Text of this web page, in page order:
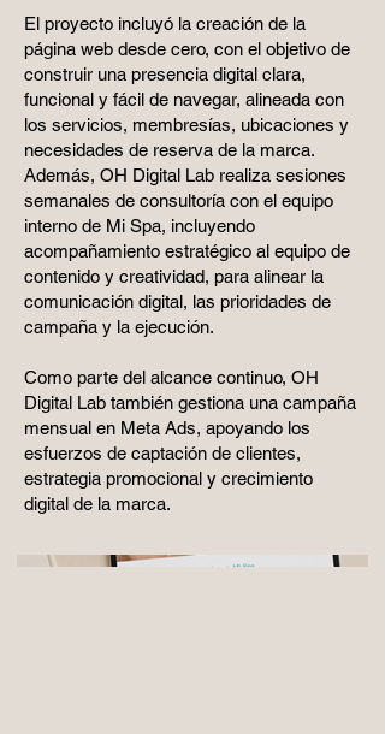
El proyecto incluyó la creación de la
página web desde cero, con el objetivo de
construir una presencia digital clara,
funcional y fácil de navegar, alineada con
los servicios, membresías, ubicaciones y
necesidades de reserva de la marca.
Además, OH Digital Lab realiza sesiones
semanales de consultoría con el equipo
interno de Mi Spa, incluyendo
acompañamiento estratégico al equipo de
contenido y creatividad, para alinear la
comunicación digital, las prioridades de
campaña y la ejecución.
Como parte del alcance continuo, OH
Digital Lab también gestiona una campaña
mensual en Meta Ads, apoyando los
esfuerzos de captación de clientes,
estrategia promocional y crecimiento
digital de la marca.